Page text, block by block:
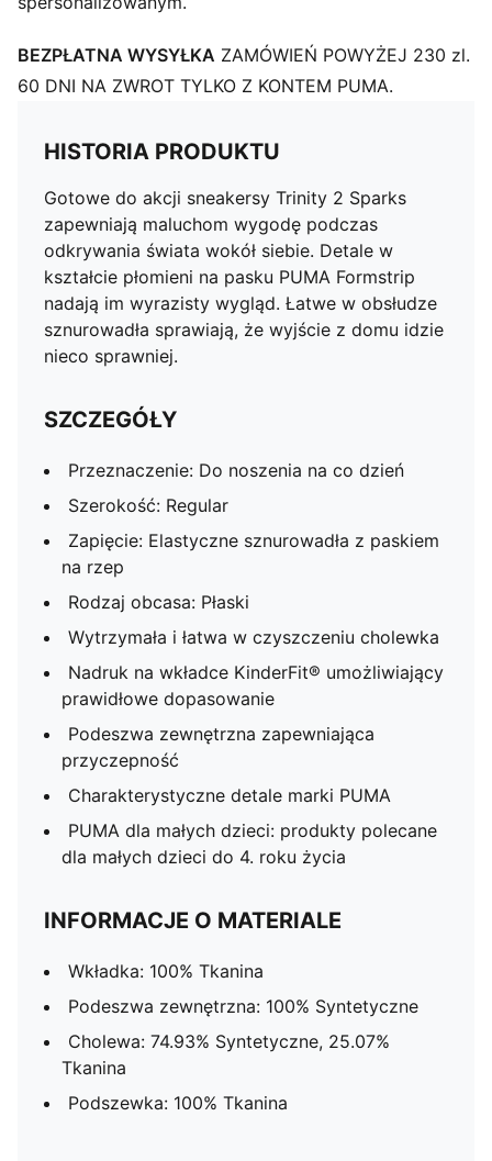
BEZPŁATNA WYSYŁKA ZAMÓWIEŃ POWYŻEJ 230 zl.
60 DNI NA ZWROT TYLKO Z KONTEM PUMA.
HISTORIA PRODUKTU
Gotowe do akcji sneakersy Trinity 2 Sparks
zapewniają maluchom wygodę podczas
odkrywania świata wokół siebie. Detale w
kształcie płomieni na pasku PUMA Formstrip
nadają im wyrazisty wygląd. Łatwe w obsłudze
sznurowadła sprawiają, że wyjście z domu idzie
nieco sprawniej.
SZCZEGÓŁY
Przeznaczenie: Do noszenia na co dzień
Szerokość: Regular
Zapięcie: Elastyczne sznurowadła z paskiem
na rzep
Rodzaj obcasa: Płaski
Wytrzymała i łatwa w czyszczeniu cholewka
Nadruk na wkładce KinderFit® umożliwiający
prawidłowe dopasowanie
Podeszwa zewnętrzna zapewniająca
przyczepność
Charakterystyczne detale marki PUMA
PUMA dla małych dzieci: produkty polecane
dla małych dzieci do 4. roku życia
INFORMACJE O MATERIALE
Wkładka: 100% Tkanina
Podeszwa zewnętrzna: 100% Syntetyczne
Cholewa: 74.93% Syntetyczne, 25.07%
Tkanina
Podszewka: 100% Tkanina